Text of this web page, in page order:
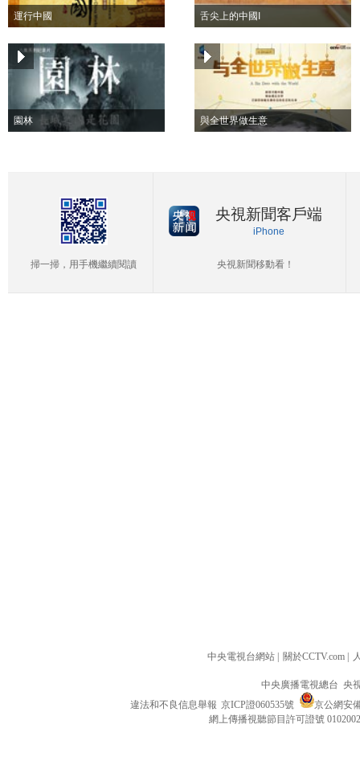
運行中國 舌尖上的中國I
園林 與全世界做生意
掃一掃，用手機繼續閱讀
央視新聞客戶端
iPhone
央視新聞移動看！
中央電視台網站 關於CCTV.com
中央廣播電視總台 央
違法和不良信息舉報 京ICP證060535號
京公網安
網上傳播視聽節目許可證號